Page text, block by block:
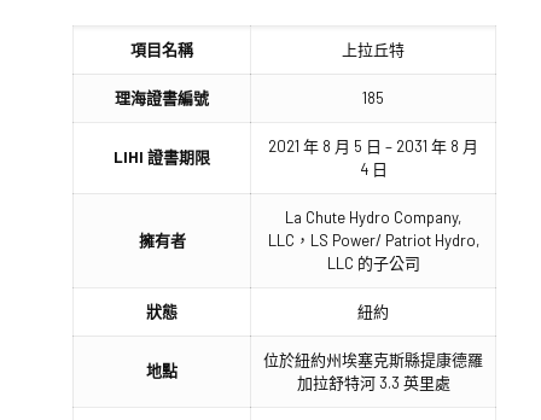
項目名稱 上拉丘特
理海證書編號 185
LIHI 證書期限
2021 年 8 月 5 日 – 2031 年 8 月
4 日
擁有者
La Chute Hydro Company,
LLC，LS Power/ Patriot Hydro,
LLC 的子公司
狀態 紐約
地點
位於紐約州埃塞克斯縣提康德羅
加拉舒特河 3.3 英里處